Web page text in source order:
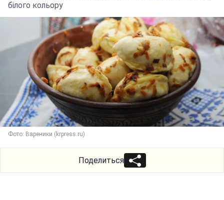
білого кольору
Фото: Вареники (krpress.ru)
Поделиться